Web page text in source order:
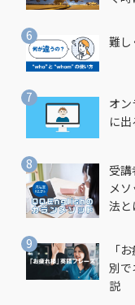
難
オ
に
受
メ
法と
「
別で
説